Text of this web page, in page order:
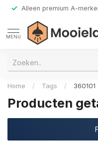
Alleen premium A-
MENU
Home / Tags / 360101
Producten